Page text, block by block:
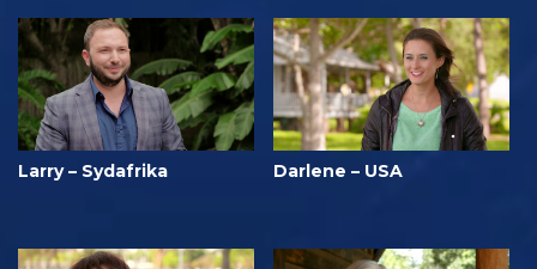
Larry – Sydafrika Darlene – USA